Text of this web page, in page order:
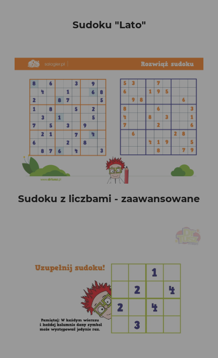
Sudoku "Lato"
Sudoku z liczbami - zaawansowane